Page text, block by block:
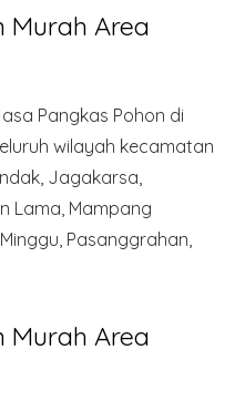
Murah Area
Pangkas Pohon di
wilayah kecamatan
Jagakarsa,
Lama, Mampang
Pasanggrahan,
Murah Area